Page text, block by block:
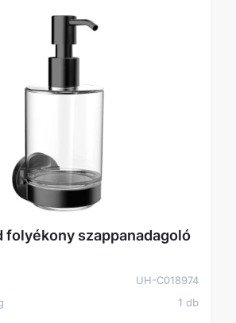
folyékony szappanadagoló
UH-C018974
1 db